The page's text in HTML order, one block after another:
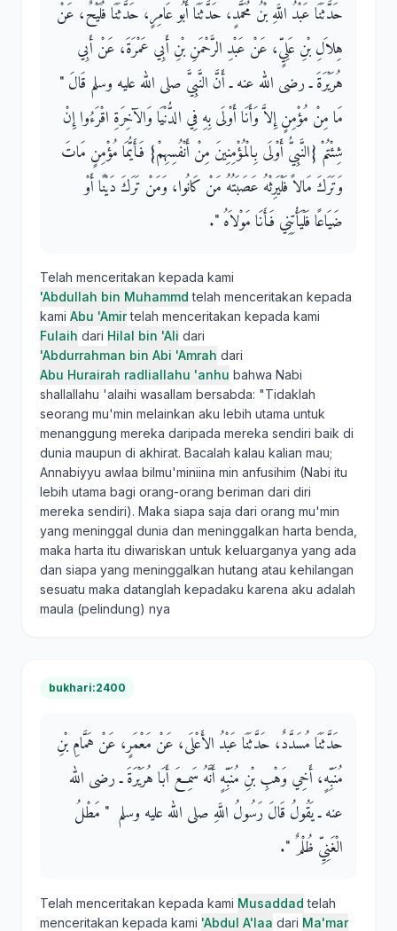
حَدَّثَنَا عَبْدُ اللَّهِ بْنُ مُحَمَّدٍ، حَدَّثَنَا أَبُو عَامِرٍ، حَدَّثَنَا فُلَيْحٌ، عَنْ
هِلاَلِ بْنِ عَلِيٍّ، عَنْ عَبْدِ الرَّحْمَنِ بْنِ أَبِي عَمْرَةَ، عَنْ أَبِي
هُرَيْرَةَ ـ رضى الله عنه ـ أَنَّ النَّبِيَّ صلى الله عليه وسلم قَالَ ‏"‏
مَا مِنْ مُؤْمِنٍ إِلاَّ وَأَنَا أَوْلَى بِهِ فِي الدُّنْيَا وَالآخِرَةِ اقْرَءُوا إِنْ
شِئْتُمْ ‏{‏النَّبِيُّ أَوْلَى بِالْمُؤْمِنِينَ مِنْ أَنْفُسِهِمْ‏}‏ فَأَيُّمَا مُؤْمِنٍ مَاتَ
وَتَرَكَ مَالاً فَلْيَرِثْهُ عَصَبَتُهُ مَنْ كَانُوا، وَمَنْ تَرَكَ دَيْنًا أَوْ
ضَيَاعًا فَلْيَأْتِنِي فَأَنَا مَوْلاَهُ ‏"‏‏.‏
Telah menceritakan kepada kami
'Abdullah bin Muhammd telah menceritakan kepada
kami Abu 'Amirtelah menceritakan kepada kami
Fulaih dari Hilal bin 'Ali dari
'Abdurrahman bin Abi 'Amrah dari
Abu Hurairah radliallahu 'anhu bahwa Nabi
shallallahu 'alaihi wasallam bersabda: "Tidaklah
seorang mu'min melainkan aku lebih utama untuk
menanggung mereka daripada mereka sendiri baik di
dunia maupun di akhirat. Bacalah kalau kalian mau;
Annabiyyu awlaa bilmu'miniina min anfusihim (Nabi itu
lebih utama bagi orang-orang beriman dari diri
mereka sendiri). Maka siapa saja dari orang mu'min
yang meninggal dunia dan meninggalkan harta benda,
maka harta itu diwariskan untuk keluarganya yang ada
dan siapa yang meninggalkan hutang atau kehilangan
sesuatu maka datanglah kepadaku karena aku adalah
maula (pelindung) nya
bukhari:2400
حَدَّثَنَا مُسَدَّدٌ، حَدَّثَنَا عَبْدُ الأَعْلَى، عَنْ مَعْمَرٍ، عَنْ هَمَّامِ بْنِ
مُنَبِّهٍ، أَخِي وَهْبِ بْنِ مُنَبِّهٍ أَنَّهُ سَمِعَ أَبَا هُرَيْرَةَ ـ رضى الله
عنه ـ يَقُولُ قَالَ رَسُولُ اللَّهِ صلى الله عليه وسلم ‏ "‏ مَطْلُ
الْغَنِيِّ ظُلْمٌ ‏"‏‏.‏
Telah menceritakan kepada kami Musaddad telah
menceritakan kepada kami 'Abdul A'laa dari Ma'mar